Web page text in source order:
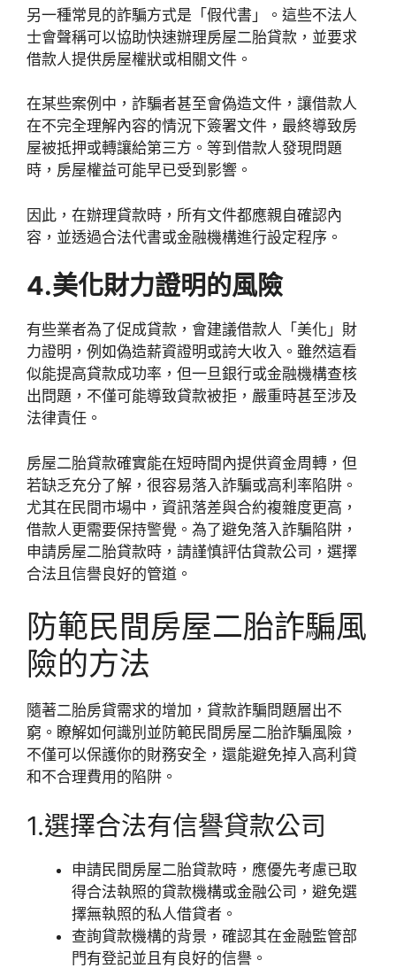
另一種常見的詐騙方式是「假代書」。這些不法人
士會聲稱可以協助快速辦理房屋二胎貸款，並要求
借款人提供房屋權狀或相關文件。
在某些案例中，詐騙者甚至會偽造文件，讓借款人
在不完全理解內容的情況下簽署文件，最終導致房
屋被抵押或轉讓給第三方。等到借款人發現問題
時，房屋權益可能早已受到影響。
因此，在辦理貸款時，所有文件都應親自確認內
容，並透過合法代書或金融機構進行設定程序。
4.美化財力證明的風險
有些業者為了促成貸款，會建議借款人「美化」財
力證明，例如偽造薪資證明或誇大收入。雖然這看
似能提高貸款成功率，但一旦銀行或金融機構查核
出問題，不僅可能導致貸款被拒，嚴重時甚至涉及
法律責任。
房屋二胎貸款確實能在短時間內提供資金周轉，但
若缺乏充分了解，很容易落入詐騙或高利率陷阱。
尤其在民間市場中，資訊落差與合約複雜度更高，
借款人更需要保持警覺。為了避免落入詐騙陷阱，
申請房屋二胎貸款時，請謹慎評估貸款公司，選擇
合法且信譽良好的管道。
防範民間房屋二胎詐騙風
險的方法
隨著二胎房貸需求的增加，貸款詐騙問題層出不
窮。瞭解如何識別並防範民間房屋二胎詐騙風險，
不僅可以保護你的財務安全，還能避免掉入高利貸
和不合理費用的陷阱。
1.選擇合法有信譽貸款公司
申請民間房屋二胎貸款時，應優先考慮已取
得合法執照的貸款機構或金融公司，避免選
擇無執照的私人借貸者。
查詢貸款機構的背景，確認其在金融監管部
門有登記並且有良好的信譽。